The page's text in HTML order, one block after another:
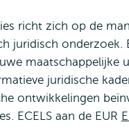
richt zich op de
juridisch
maatschappelijke
juridische
ontwikkelingen
ECELS aan de EUR